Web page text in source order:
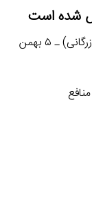
شده است
(عضو هیئت نمایندگان اتاق بازرگانی) ـ ۵ بهمن